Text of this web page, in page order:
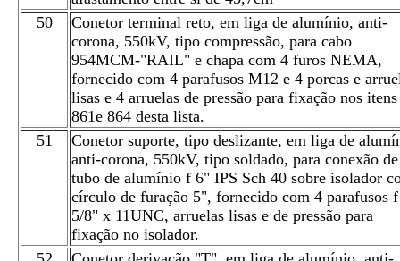
50
Conetor terminal reto, em liga de alumínio, anti-
corona, 550kV, tipo compressão, para cabo
954MCM-"RAIL" e chapa com 4 furos NEMA,
fornecido com 4 parafusos M12 e 4 porcas e
lisas e 4 arruelas de pressão para fixação nos itens
861e 864 desta lista.
51
Conetor suporte, tipo deslizante, em liga de
anti-corona, 550kV, tipo soldado, para conexão de
tubo de alumínio f 6" IPS Sch 40 sobre isolador
círculo de furação 5", fornecido com 4 parafusos f
5/8" x 11UNC, arruelas lisas e de pressão para
fixação no isolador.